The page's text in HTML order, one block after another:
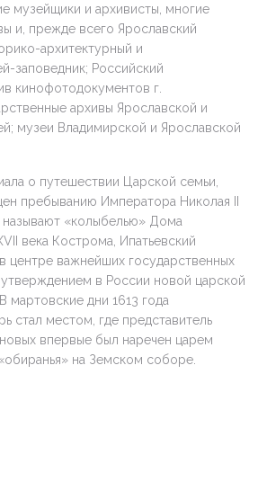
музейщики и архивисты, многие
и, прежде всего Ярославский
архитектурный и
заповедник; Российский
кинофотодокументов г.
архивы Ярославской и
музеи Владимирской и Ярославской
о путешествии Царской семьи,
пребыванию Императора Николая II
«колыбелью» Дома
века Кострома, Ипатьевский
центре важнейших государственных
в России новой царской
мартовские дни 1613 года
стал местом, где представитель
впервые был наречен царем
на Земском соборе.